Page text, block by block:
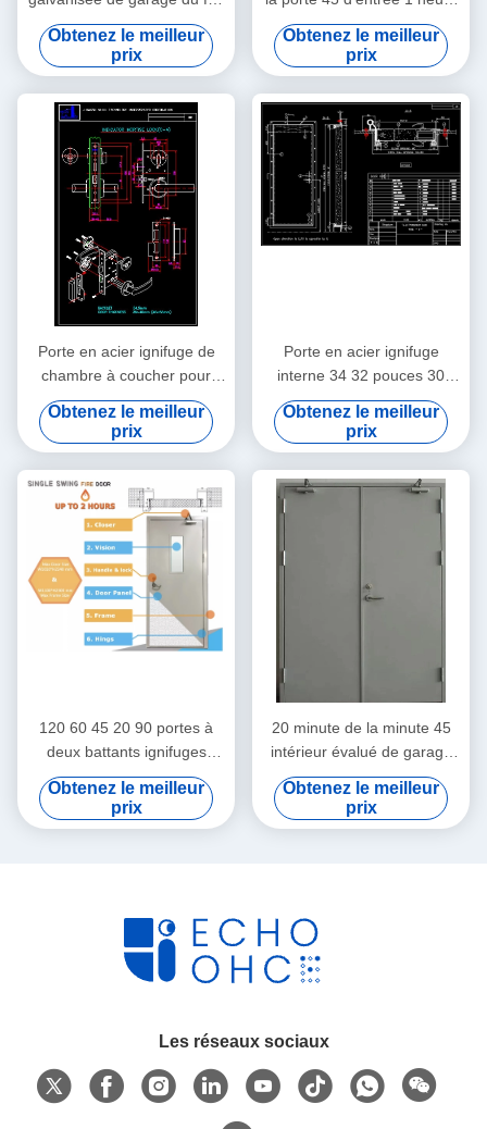
en acier et encadre la classe
B30
Obtenez le meilleur
prix
porte en verre évaluée du
feu de 2 heures
Obtenez le meilleur
prix
Porte en acier ignifuge de
chambre à coucher pour
l'école d'hôpital de sortie
d'hôtel 2000mmx900mm
Obtenez le meilleur
prix
Porte en acier ignifuge
interne 34 32 pouces 30
dans le panneau en verre de
porte évaluée du feu de 28
pouces
Obtenez le meilleur
prix
120 60 45 20 90 portes à
deux battants ignifuges
intérieures de porte en acier
évaluée du feu de minute
Obtenez le meilleur
prix
20 minute de la minute 45
intérieur évalué de garage
de 180 de minute du feu
double portes d'oscillation
Obtenez le meilleur
prix
Les réseaux sociaux